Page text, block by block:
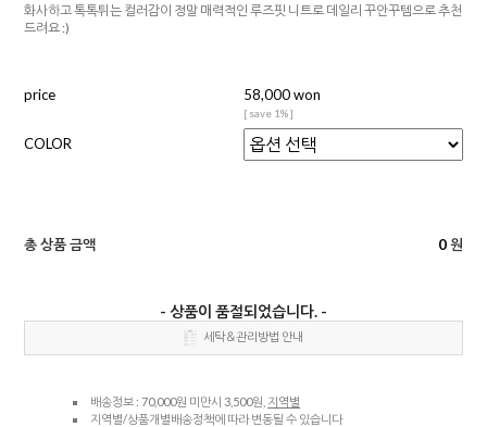
화사하고 톡톡튀는 컬러감이 정말 매력적인 루즈핏 니트로 데일리 꾸안꾸템으로 추천
드려요 :)
price 58,000 won
[ save 1% ]
COLOR
총 상품 금액 0 원
- 상품이 품절되었습니다. -
세탁＆관리방법 안내
배송정보 : 70,000원 미만시 3,500원, 지역별
지역별/상품개별배송정책에 따라 변동될 수 있습니다